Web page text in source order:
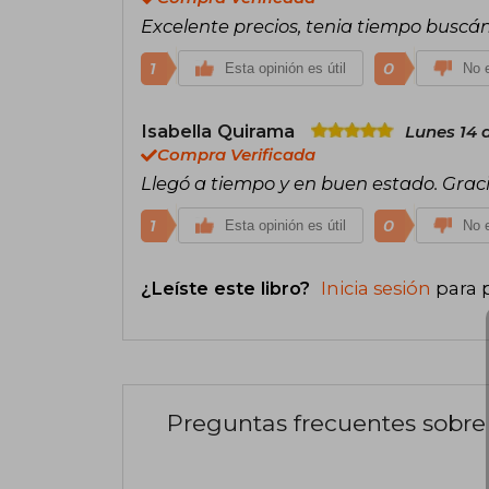
Excelente precios, tenia tiempo
1 Esta opinión es útil 0 No
Isabella Quirama
Lunes 14
Compra Verificada
Llegó a tiempo y en buen estado.
1 Esta opinión es útil 0 No
¿Leíste este libro? Inicia sesión para
Preguntas frecuentes sobre